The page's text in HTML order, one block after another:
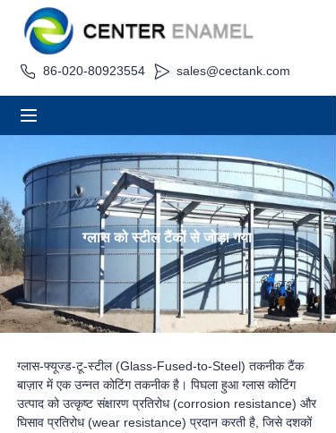
86-020-80923554 sales@cectank.com
ग्लास को स्टील टैंकों से जोड़ा गया
ग्लास-फ्यूज्ड-टू-स्टील (Glass-Fused-to-Steel) तकनीक टैंक
बाज़ार में एक उन्नत कोटिंग तकनीक है। पिघला हुआ ग्लास कोटिंग
उत्पाद को उत्कृष्ट संक्षारण प्रतिरोध (corrosion resistance) और
घिसाव प्रतिरोध (wear resistance) प्रदान करती है, जिसे दशकों
घर
के बारे में
उत्पादों
अनुप्रयोग
परियोजना मामला
कोट अनुरोध करें
संपर्क